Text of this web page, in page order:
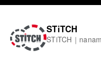
STiTCH
STiTCH｜